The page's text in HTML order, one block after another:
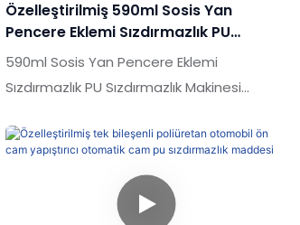
Özelleştirilmiş 590ml Sosis Yan
Pencere Eklemi Sızdırmazlık PU
Sızdırmazlık Madeni Otobüs Için
590ml Sosis Yan Pencere Eklemi
Sızdırmazlık PU Sızdırmazlık Makinesi
karşılaştırıldığında, performans, kalite,
görünüm vb. Açısından eşsiz olağanüstü
avantajlara sahiptir ve piyasada iyi bir
üne sahiptir.Shuode, geçmiş ürünlerin